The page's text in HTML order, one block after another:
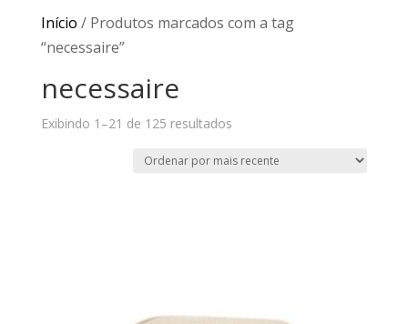
Início / Produtos marcados com a tag
“necessaire”
necessaire
Exibindo 1–21 de 125 resultadosClassificado